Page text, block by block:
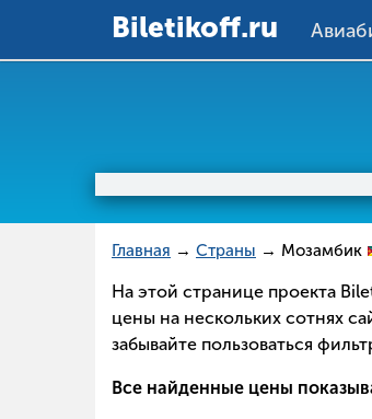
Вiletikoff.ru
Главная → Страны → Мозамбик
На этой странице проекта
цены на нескольких сотнях
забывайте пользоваться
Все найденные цены